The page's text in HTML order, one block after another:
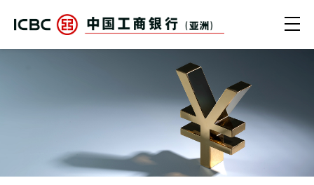
企業人民幣財資產品 | 人民幣理財及